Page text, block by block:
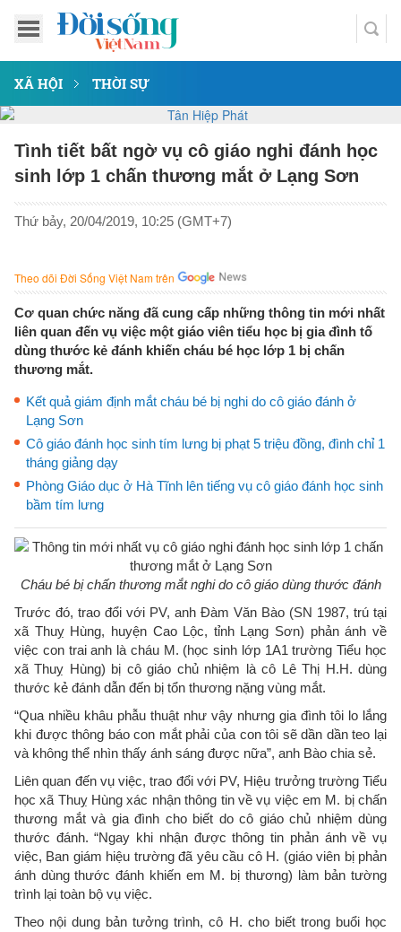
XÃ HỘI THỜI SỰ
Tình tiết bất ngờ vụ cô giáo nghi đánh học
sinh lớp 1 chấn thương mắt ở Lạng Sơn
Thứ bảy, 20/04/2019, 10:25 (GMT+7)
Theo dõi Đời Sống Việt Nam trên
Cơ quan chức năng đã cung cấp những thông tin mới nhất
liên quan đến vụ việc một giáo viên tiểu học bị gia đình tố
dùng thước kẻ đánh khiến cháu bé học lớp 1 bị chấn
thương mắt.
Kết quả giám định mắt cháu bé bị nghi do cô giáo đánh ở
Lạng Sơn
Cô giáo đánh học sinh tím lưng bị phạt 5 triệu đồng, đình chỉ 1
tháng giảng dạy
Phòng Giáo dục ở Hà Tĩnh lên tiếng vụ cô giáo đánh học sinh
bầm tím lưng
Cháu bé bị chấn thương mắt nghi do cô giáo dùng thước đánh
Trước đó, trao đổi với PV, anh Đàm Văn Bào (SN 1987, trú tại
xã Thuỵ Hùng, huyện Cao Lộc, tỉnh Lạng Sơn) phản ánh về
việc con trai anh là cháu M. (học sinh lớp 1A1 trường Tiểu học
xã Thuỵ Hùng) bị cô giáo chủ nhiệm là cô Lê Thị H.H. dùng
thước kẻ đánh dẫn đến bị tổn thương nặng vùng mắt.
“Qua nhiều khâu phẫu thuật như vậy nhưng gia đình tôi lo lắng
khi được thông báo con mắt phải của con tôi sẽ dần dần teo lại
và không thể nhìn thấy ánh sáng được nữa”, anh Bào chia sẻ.
Liên quan đến vụ việc, trao đổi với PV, Hiệu trưởng trường Tiểu
học xã Thuỵ Hùng xác nhận thông tin về vụ việc em M. bị chấn
thương mắt và gia đình cho biết do cô giáo chủ nhiệm dùng
thước đánh. “Ngay khi nhận được thông tin phản ánh về vụ
việc, Ban giám hiệu trường đã yêu cầu cô H. (giáo viên bị phản
ánh dùng thước đánh khiến em M. bị thương) làm bản tường
trình lại toàn bộ vụ việc.
Theo nội dung bản tưởng trình, cô H. cho biết trong buổi học